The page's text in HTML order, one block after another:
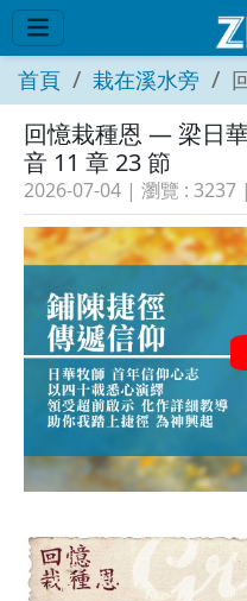
首頁 栽在溪水旁
回憶栽種恩 — 梁日
音 11 章 23 節
2026-07-04 | 瀏覽 : 3237